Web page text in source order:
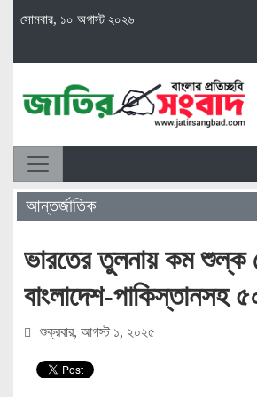
সোমবার, ১০ অগাস্ট ২০২৬
আন্তর্জাতিক
ভারতের তুলনায় কম শুল্ক
বাংলাদেশ-পাকিস্তানসহ
শুক্রবার, আগস্ট ১, ২০২৫